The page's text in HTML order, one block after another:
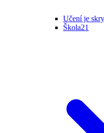
Učení je
Škola21